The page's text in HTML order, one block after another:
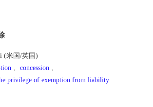
(米国/英国)
、 concession 、
privilege of exemption from liability